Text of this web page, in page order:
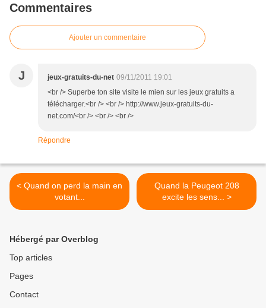
Commentaires
Ajouter un commentaire
J jeux-gratuits-du-net 09/11/2011 19:01
<br /> Superbe ton site visite le mien sur les jeux gratuits a
télécharger.<br /> <br /> http://www.jeux-gratuits-du-
net.com/<br /> <br /> <br />
Répondre
< Quand on perd la main en
votant...
Quand la Peugeot 208
excite les sens... >
Hébergé par Overblog
Top articles
Pages
Contact